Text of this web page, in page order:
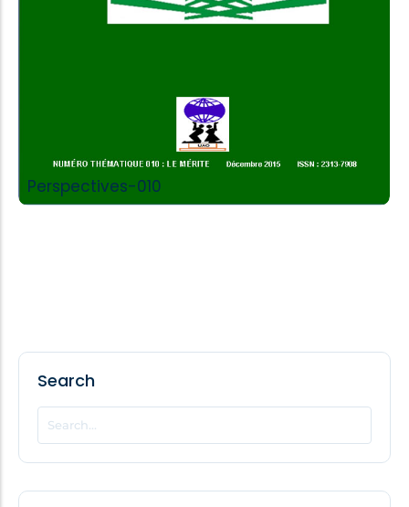
Perspectives-010
Search